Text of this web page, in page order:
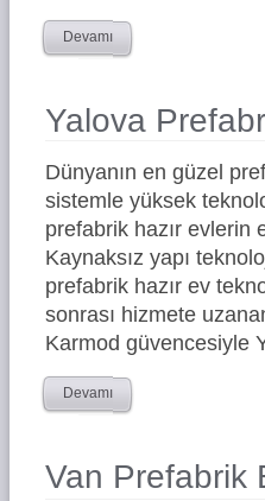
Devamı
Yalova
Dünyanın en güzel
sistemle yüksek
prefabrik hazır evlerin
Kaynaksız yapı
prefabrik hazır ev
sonrası hizmete
Karmod güvencesiyle
Devamı
Van Prefabrik